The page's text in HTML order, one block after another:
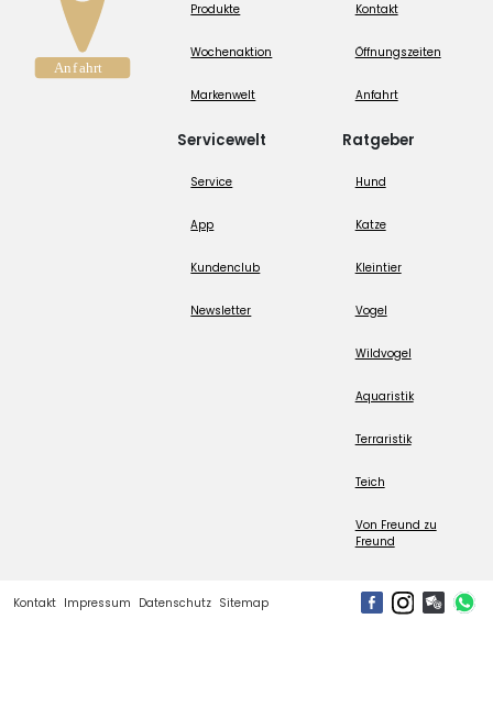
Produkte
Wochenaktion
Markenwelt
Servicewelt
Service
App
Kundenclub
Newsletter
Kontakt
Öffnungszeiten
Anfahrt
Ratgeber
Hund
Katze
Kleintier
Vogel
Wildvogel
Aquaristik
Terraristik
Teich
Von Freund zu
Freund
Kontakt Impressum Datenschutz Sitemap